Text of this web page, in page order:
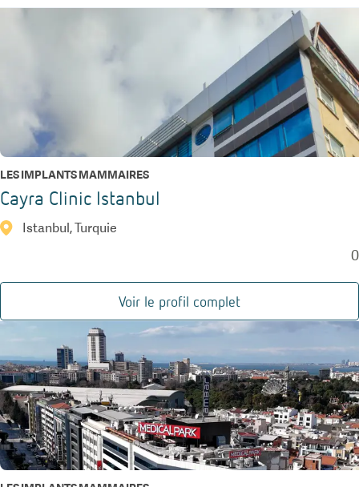
LES IMPLANTS MAMMAIRES
Cayra Clinic Istanbul
Istanbul, Turquie
0
Voir le profil complet